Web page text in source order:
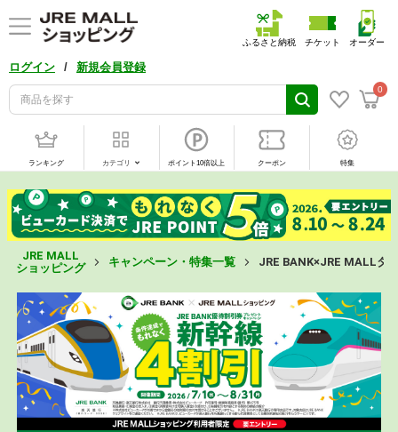
ログイン / 新規会員登録
0
ふるさと納税 チケット オーダー
ランキング カテゴリ ポイント10倍以上 クーポン 特集
JRE MALL
ショッピング
キャンペーン・特集一覧 JRE BANK×JRE MALLタ
J
R
E
B
A
N